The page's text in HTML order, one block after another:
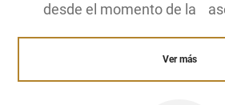
desde el momento de la
Ver más